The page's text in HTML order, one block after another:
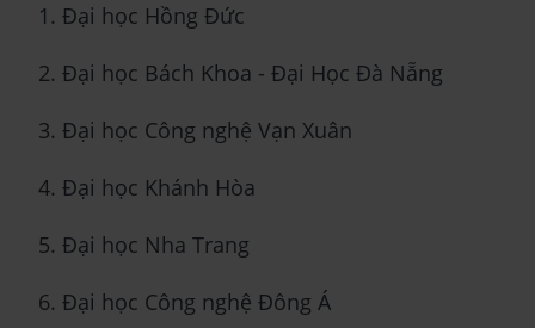
1. Đại học Hồng Đức
2. Đại học Bách Khoa - Đại Học Đà Nẵng
3. Đại học Công nghệ Vạn Xuân
4. Đại học Khánh Hòa
5. Đại học Nha Trang
6. Đại học Công nghệ Đông Á